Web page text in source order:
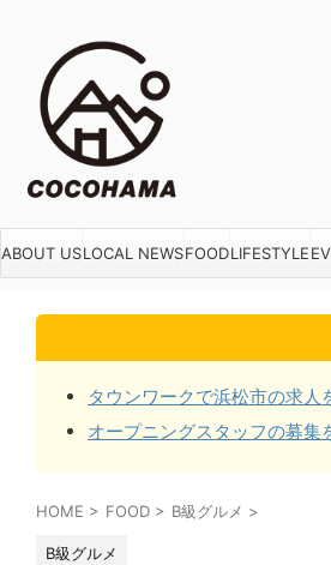
ABOUT USLOCAL NEWSFOODLIFESTYLE
タウンワークで浜松市の求人
オープニングスタッフの募集
HOME > FOOD > B級グルメ >
B級グルメ